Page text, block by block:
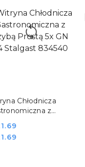
Chłodnicza
z
834540
DO KOSZYKA